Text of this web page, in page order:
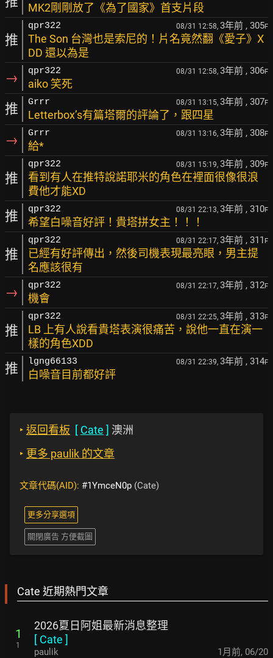
MK2剛剛放了《為了國家》首支片段
推
qpr322 08/31 12:58, 3年前 , 305F
The Son 台灣也是索尼的！片名竟然翻《愛子》X
DD 還以為是
→ qpr322 08/31 12:58, 3年前 , 306F
aiko 笑死
推 Grrr 08/31 13:15, 3年前 , 307F
Letterbox’s有篇塔爾的評論了，跟四星
→ Grrr 08/31 13:16, 3年前 , 308F
給*
推
qpr322 08/31 15:19, 3年前 , 309F
看到有人在推特說諾耶米的角色在裡面很像很浪
費他才能XD
推 qpr322 08/31 22:13, 3年前 , 310F
希望白噪音好評！貴塔拼女主！！！
推
qpr322 08/31 22:17, 3年前 , 311 F
已經有好評傳出，然後司機表現最亮眼，男主提
名應該很有
→ qpr322 08/31 22:17, 3年前 , 312F
機會
推
qpr322 08/31 22:25, 3年前 , 313F
LB 上有人說看貴塔表演很痛苦，說他一直在演一
樣的角色XDD
推 lgng66133 08/31 22:39, 3年前 , 314F
白噪音目前都好評
‣ 返回看板 [ Cate ] 澳洲
‣ 更多 paulik 的文章
文章代碼(AID): #1YmceN0p (Cate)
更多分享選項
關閉廣告 方便截圖
Cate 近期熱門文章
1
1
2026夏日阿姐最新消息整理
[ Cate ]
paulik 1月前, 06/20